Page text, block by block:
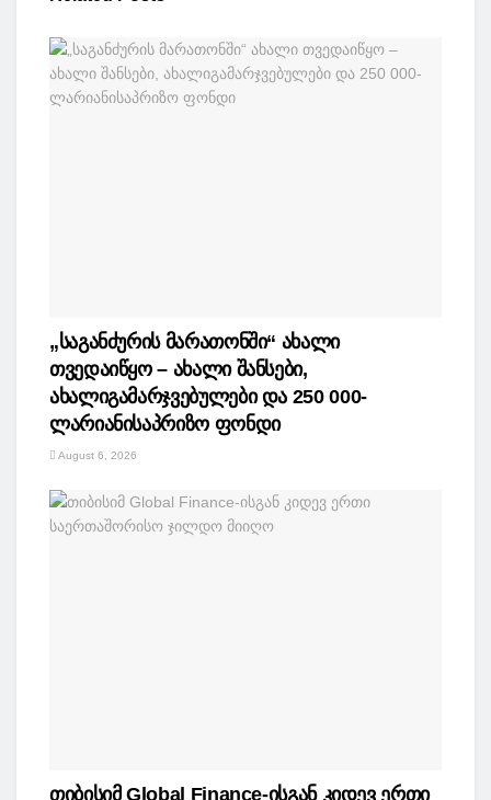
„საგანძურის მარათონში“ ახალი
თვედაიწყო – ახალი შანსები,
ახალიგამარჯვებულები და 250 000-
ლარიანისაპრიზო ფონდი
August 6, 2026
თიბისიმ Global Finance-ისგან კიდევ ერთი